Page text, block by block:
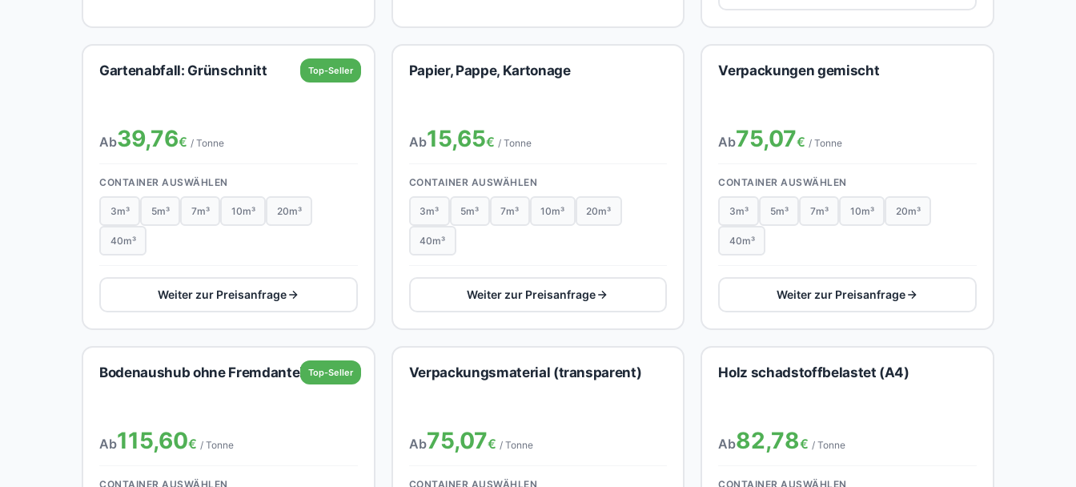
Top-Seller
Gartenabfall: Grünschnitt
Ab39,76€ / Tonne
CONTAINER AUSWÄHLEN
3m³ 5m³ 7m³ 10m³ 20m³
40m³
Weiter zur Preisanfrage
Papier, Pappe, Kartonage
Ab15,65€ / Tonne
CONTAINER AUSWÄHLEN
3m³ 5m³ 7m³ 10m³ 20m³
40m³
Weiter zur Preisanfrage
Verpackungen gemischt
Ab75,07€ / Tonne
CONTAINER AUSWÄHLEN
3m³ 5m³ 7m³ 10m³ 20m³
40m³
Weiter zur Preisanfrage
Top-Seller
Bodenaushub ohne Fremdanteil
Ab115,60€ / Tonne
CONTAINER AUSWÄHLEN
Verpackungsmaterial (transparent)
Ab75,07€ / Tonne
CONTAINER AUSWÄHLEN
Holz schadstoffbelastet (A4)
Ab82,78€ / Tonne
CONTAINER AUSWÄHLEN